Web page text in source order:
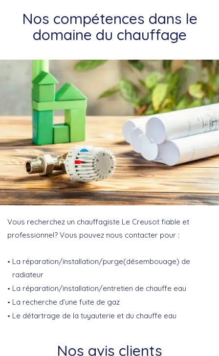
Nos compétences dans le
domaine du chauffage
Vous recherchez un chauffagiste Le Creusot fiable et
professionnel? Vous pouvez nous contacter pour :
La réparation/installation/purge(désembouage) de
radiateur
La réparation/installation/entretien de chauffe eau
La recherche d’une fuite de gaz
Le détartrage de la tuyauterie et du chauffe eau
Nos avis clients